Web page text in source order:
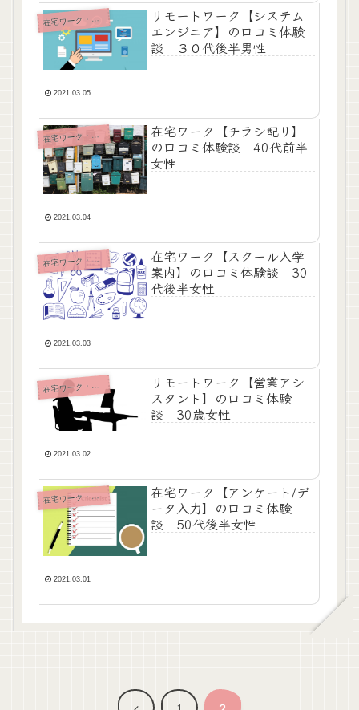
在 宅ワーク・内職・リモート
リモートワーク【システム
エンジニア】の口コミ体験
談 ３０代後半男性
2021.03.05
在 宅ワーク・内職・リモート
在宅ワーク【チラシ配り】
の口コミ体験談 40代前半
女性
2021.03.04
在 宅ワーク・内職・リモート
在宅ワーク【スクール入学
案内】の口コミ体験談 30
代後半女性
2021.03.03
在 宅ワーク・内職・リモート
リモートワーク【営業アシ
スタント】の口コミ体験
談 30歳女性
2021.03.02
在 宅ワーク・内職・リモート
在宅ワーク【アンケート/デ
ータ入力】の口コミ体験
談 50代後半女性
2021.03.01